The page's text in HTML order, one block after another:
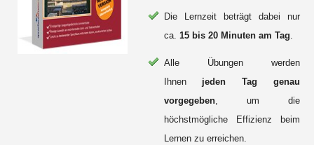
Die Lernzeit beträgt dabei nur
ca. 15 bis 20 Minuten am Tag.
Alle Übungen werden
Ihnen jeden Tag genau
vorgegeben, um die
höchstmögliche Effizienz beim
Lernen zu erreichen.